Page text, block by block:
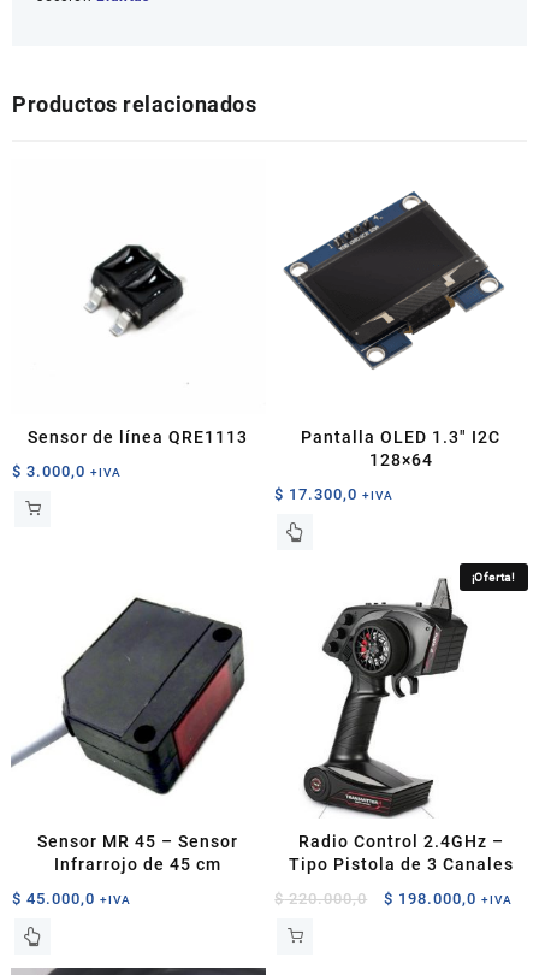
Productos relacionados
Sensor de línea QRE1113
$ 3.000,0 +IVA
Pantalla OLED 1.3″ I2C
128×64
$ 17.300,0 +IVA
Este
variantes.
producto
Sensor MR 45 – Sensor
Infrarrojo de 45 cm
$ 45.000,0 +IVA
¡Oferta!
Radio Control 2.4GHz –
Tipo Pistola de 3 Canales
$220.000,0
El
$ 198.000,0 El
+IVA